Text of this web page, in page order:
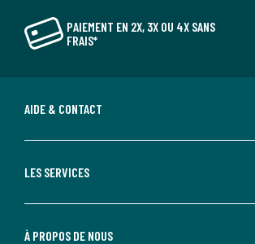
PAIEMENT EN 2X, 3X OU 4X SANS
FRAIS*
AIDE & CONTACT
LES SERVICES
À PROPOS DE NOUS